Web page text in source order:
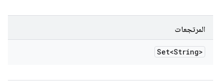
المرتجعات
Set<String>